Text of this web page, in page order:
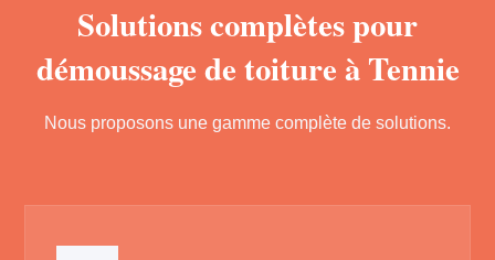
Solutions complètes pour
démoussage de toiture à Tennie
Nous proposons une gamme complète de solutions.